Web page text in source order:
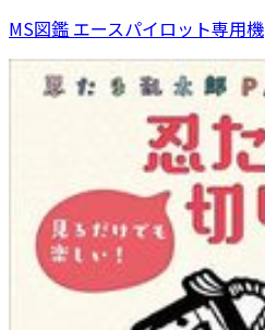
MS図鑑 エースパイロット専用機